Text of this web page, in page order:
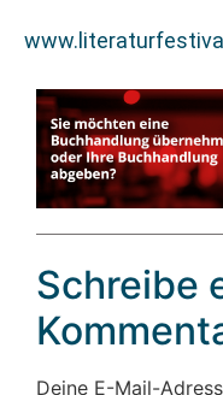
Schreibe
Deine E-Mail-